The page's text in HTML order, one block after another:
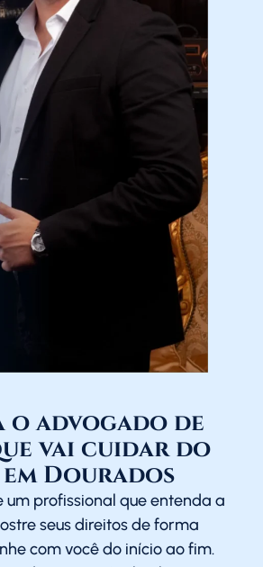
o advogado de
vai cuidar do
Dourados
um profissional que entenda a
seus direitos de forma
com você do início ao fim.